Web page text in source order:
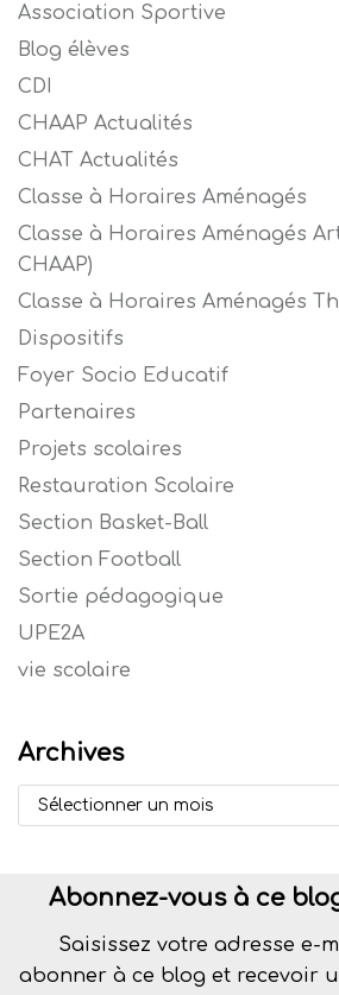
Association Sportive
Blog élèves
CDI
CHAAP Actualités
CHAT Actualités
Classe à Horaires Aménagés
Classe à Horaires Aménagés
CHAAP)
Classe à Horaires Aménagés
Dispositifs
Foyer Socio Educatif
Partenaires
Projets scolaires
Restauration Scolaire
Section Basket-Ball
Section Football
Sortie pédagogique
UPE2A
vie scolaire
Archives
Abonnez-vous à ce
Saisissez votre adresse e-
abonner à ce blog et recevoir